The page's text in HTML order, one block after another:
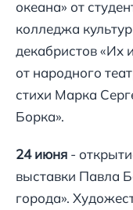
океана» от
колледжа
декабристов «Их
от народного
стихи Марка
Борка».
24 июня -
выставки Павла
города».